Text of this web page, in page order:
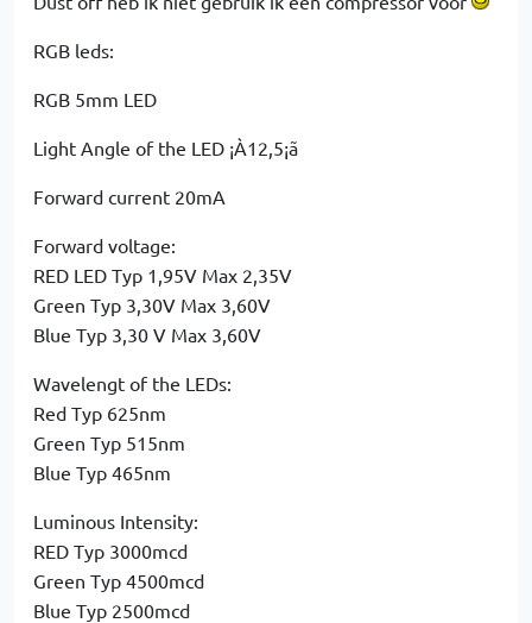
RGB leds:
RGB 5mm LED
Light Angle of the LED ¡À12,5¡ã
Forward current 20mA
Forward voltage:
RED LED Typ 1,95V Max 2,35V
Green Typ 3,30V Max 3,60V
Blue Typ 3,30 V Max 3,60V
Wavelengt of the LEDs:
Red Typ 625nm
Green Typ 515nm
Blue Typ 465nm
Luminous Intensity:
RED Typ 3000mcd
Green Typ 4500mcd
Blue Typ 2500mcd